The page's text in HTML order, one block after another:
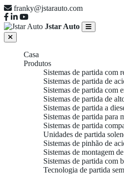
franky@jstarauto.com
Jstar Auto
Casa
Produtos
Sistemas de partida com
Sistemas de partida de
Sistemas de partida com
Sistemas de partida de
Sistemas de partida a
Sistemas de partida para
Sistemas de partida
Unidades de partida
Sistemas de pinhão de
Sistemas de montagem
Sistemas de partida com
Tecnologia de partida